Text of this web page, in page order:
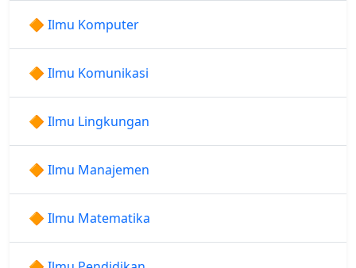
🔶 Ilmu Komputer
🔶 Ilmu Komunikasi
🔶 Ilmu Lingkungan
🔶 Ilmu Manajemen
🔶 Ilmu Matematika